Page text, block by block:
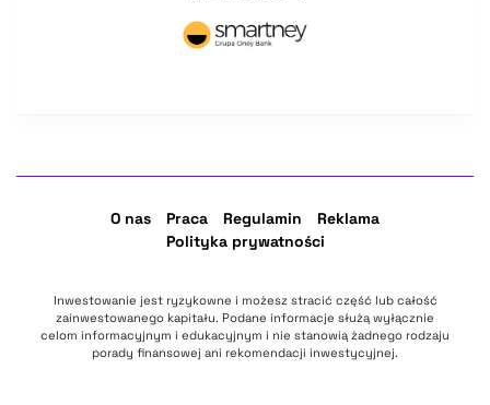
O nas Praca Regulamin
Reklama
Polityka prywatności
Inwestowanie jest ryzykowne i możesz stracić część lub całość
zainwestowanego kapitału. Podane informacje służą wyłącznie
celom informacyjnym i edukacyjnym i nie stanowią żadnego rodzaju
porady finansowej ani rekomendacji inwestycyjnej.